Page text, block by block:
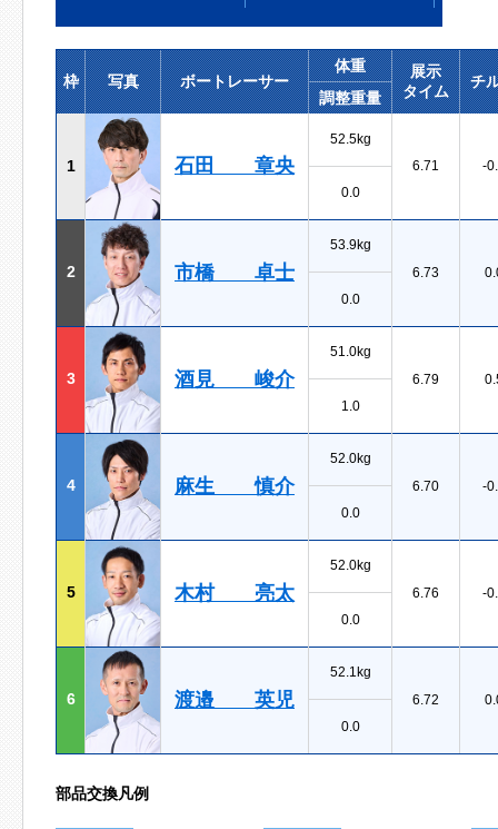
枠 写真 ボートレーサー
体重
展示
タイム
チ
調整重量
1 石田 章央
52.5kg
6.71
-
0.0
2 市橋 卓士
53.9kg
6.73
0.0
3 酒見 峻介
51.0kg
6.79
1.0
4 麻生 慎介
52.0kg
6.70
-
0.0
5 木村 亮太
52.0kg
6.76
-
0.0
6 渡邉 英児
52.1kg
6.72
0.0
部品交換凡例